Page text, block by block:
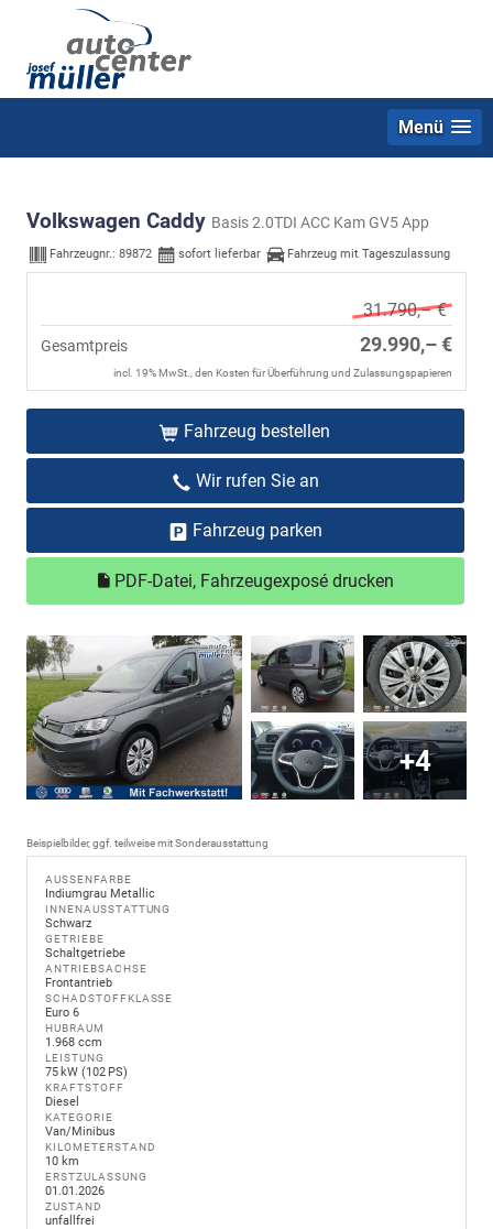
Menü
Volkswagen Caddy Basis 2.0TDI ACC Kam GV5 App
Fahrzeugnr.: 89872 sofort lieferbar Fahrzeug mit Tageszulassung
31.790,– €
Gesamtpreis 29.990,– €
incl. 19% MwSt., den Kosten für Überführung und Zulassungspapieren
Fahrzeug bestellen
Wir rufen Sie an
Fahrzeug parken
PDF-Datei, Fahrzeugexposé drucken
+4
Beispielbilder, ggf. teilweise mit Sonderausstattung
AUSSENFARBE
Indiumgrau Metallic
INNENAUSSTATTUNG
Schwarz
GETRIEBE
Schaltgetriebe
ANTRIEBSACHSE
Frontantrieb
SCHADSTOFFKLASSE
Euro 6
HUBRAUM
1.968 ccm
LEISTUNG
75 kW (102 PS)
KRAFTSTOFF
Diesel
KATEGORIE
Van/Minibus
KILOMETERSTAND
10 km
ERSTZULASSUNG
01.01.2026
ZUSTAND
unfallfrei